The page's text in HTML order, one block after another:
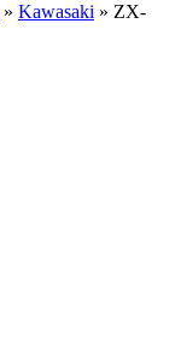
» Kawasaki » ZX-